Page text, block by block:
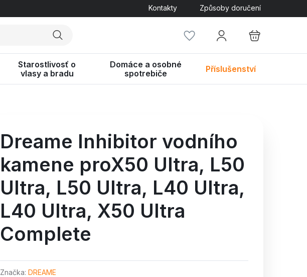
Kontakty Způsoby doručení
Starostlivosť o
vlasy a bradu
Domáce a osobné
spotrebiče
Příslušenství
Dreame Inhibitor vodního
kamene proX50 Ultra, L50
Ultra, L50 Ultra, L40 Ultra,
L40 Ultra, X50 Ultra
Complete
Značka DREAME